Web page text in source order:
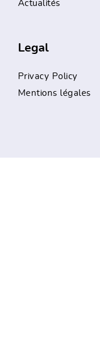
Actualités
Legal
Privacy Policy
Mentions légales